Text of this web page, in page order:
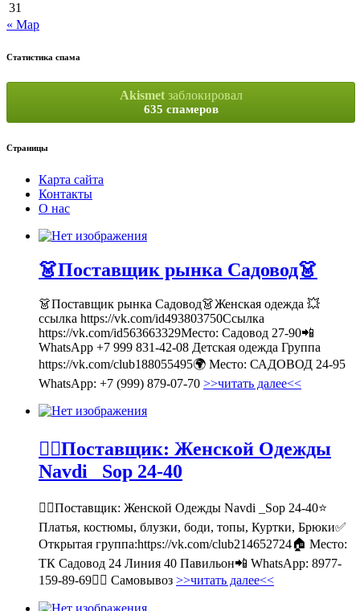
31
« Мар
Статистика спама
Akismetзаблокировал
635 спамеров
Страницы
Карта сайта
Контакты
О нас
👗Поставщик рынка Садовод👗
👗Поставщик рынка Садовод👗Женская одежда 💥
ссылка https://vk.com/id493803750Ссылка
https://vk.com/id563663329Место: Садовод 27-90📲
WhatsApp +7 999 831-42-08 Детская одежда Группа
https://vk.com/club188055495🌍 Место: САДОВОД 24-95
WhatsApp: +7 (999) 879-07-70 >>читать далее<<
💁‍♂Поставщик: Женской Одежды
Navdi _Sop 24-40
💁‍♂Поставщик: Женской Одежды Navdi _Sop 24-40⭐
Платья, костюмы, блузки, боди, топы, Куртки, Брюки✅
Открытая группа:https://vk.com/club214652724🏠 Место:
ТК Садовод 24 Линия 40 Павильон📲 WhatsApp: 8977-
159-89-69🚶‍♀ Самовывоз >>читать далее<<